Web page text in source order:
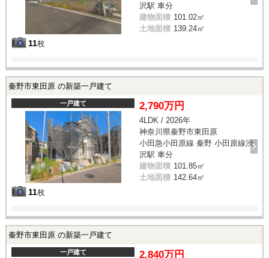
11枚
沢駅 車分
建物面積 101.02㎡
土地面積 139.24㎡
秦野市東田原 の新築一戸建て
一戸建て
11枚
2,790万円
4LDK / 2026年
神奈川県秦野市東田原
小田急小田原線 秦野 小田原線渋
沢駅 車分
建物面積 101.85㎡
土地面積 142.64㎡
秦野市東田原 の新築一戸建て
一戸建て 2,840万円